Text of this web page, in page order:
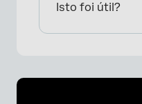
Isto foi útil?